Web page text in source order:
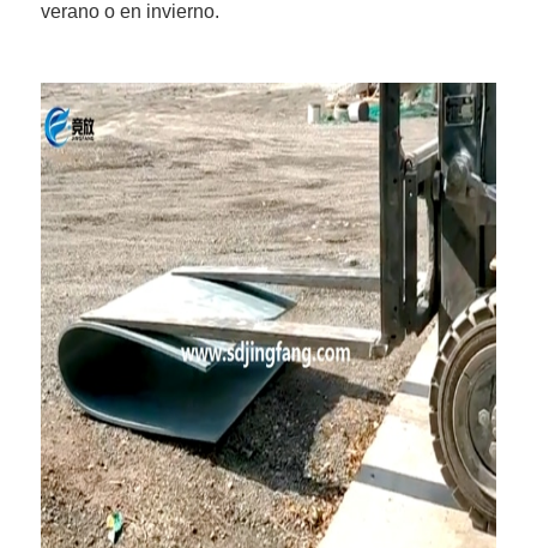
verano o en invierno.